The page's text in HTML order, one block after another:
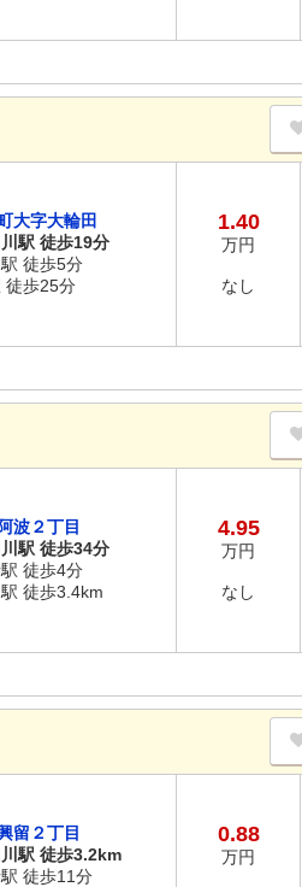
大字大輪田
駅 徒歩19分
徒歩5分
徒歩25分
1.40
万円
なし
波２丁目
駅 徒歩34分
徒歩4分
徒歩3.4km
4.95
万円
なし
留２丁目
駅 徒歩3.2km
徒歩11分
0.88
万円